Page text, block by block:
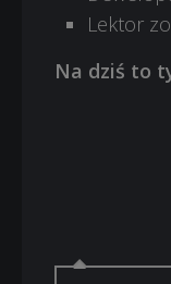
Lektor
Na dziś to